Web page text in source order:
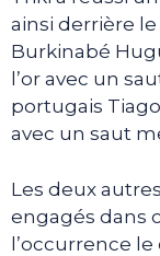
ainsi derrière
Burkinabé
l’or avec un
portugais
avec un saut
Les deux
engagés dans
l’occurrence